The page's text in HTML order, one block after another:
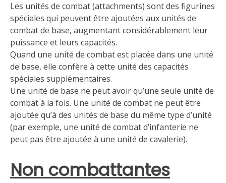
Les unités de combat (attachments) sont des figurines
spéciales qui peuvent être ajoutées aux unités de
combat de base, augmentant considérablement leur
puissance et leurs capacités.
Quand une unité de combat est placée dans une unité
de base, elle confère à cette unité des capacités
spéciales supplémentaires.
Une unité de base ne peut avoir qu’une seule unité de
combat à la fois. Une unité de combat ne peut être
ajoutée qu’à des unités de base du même type d’unité
(par exemple, une unité de combat d’infanterie ne
peut pas être ajoutée à une unité de cavalerie).
Non combattantes